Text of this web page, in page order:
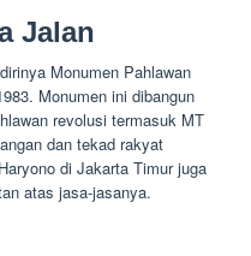
Jalan
Monumen Pahlawan
Monumen ini dibangun
revolusi termasuk MT
dan tekad rakyat
di Jakarta Timur juga
atas jasa-jasanya.